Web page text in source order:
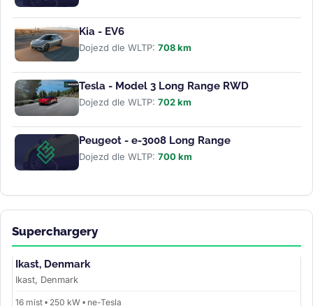
Kia - EV6
Dojezd dle WLTP: 708 km
Tesla - Model 3 Long Range RWD
Dojezd dle WLTP: 702 km
Peugeot - e-3008 Long Range
Dojezd dle WLTP: 700 km
Superchargery
Ikast, Denmark
Ikast, Denmark
16 míst • 250 kW • ne-Tesla